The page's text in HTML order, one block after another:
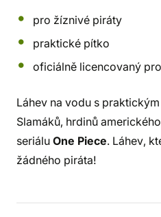
pro žíznivé piráty
praktické pítko
oficiálně licencovaný
Láhev na vodu s
Slamáků, hrdinů
seriálu One Piece. Láhev,
žádného piráta!